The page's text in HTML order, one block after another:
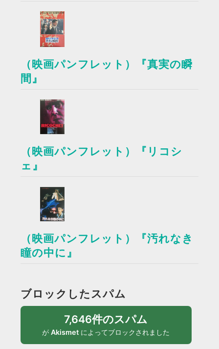
（映画パンフレット）『真実の瞬
間』
（映画パンフレット）『リコシ
ェ』
（映画パンフレット）『汚れなき
瞳の中に』
ブロックしたスパム
7,646件のスパム
がAkismet によってブロックされました